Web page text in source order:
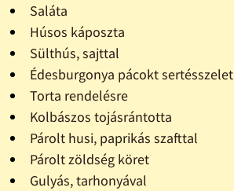
Saláta
Húsos káposzta
Sülthús, sajttal
Édesburgonya pácokt sertésszelet
Torta rendelésre
Kolbászos tojásrántotta
Párolt husi, paprikás szafttal
Párolt zöldség köret
Gulyás, tarhonyával